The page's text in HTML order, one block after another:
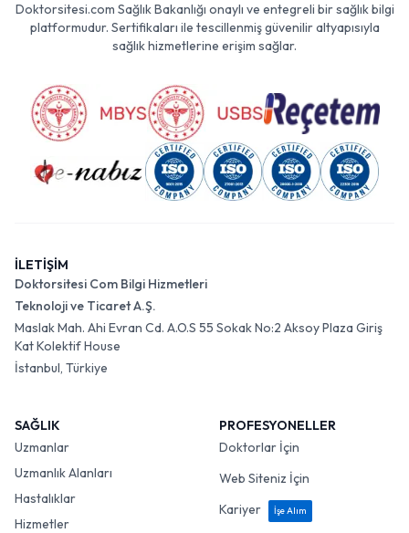
Doktorsitesi.com Sağlık Bakanlığı onaylı ve entegreli bir sağlık bilgi
platformudur. Sertifikaları ile tescillenmiş güvenilir altyapısıyla
sağlık hizmetlerine erişim sağlar.
İLETİŞİM
Doktorsitesi Com Bilgi Hizmetleri
Teknoloji ve Ticaret A.Ş.
Maslak Mah. Ahi Evran Cd. A.O.S 55 Sokak No:2 Aksoy Plaza Giriş
Kat Kolektif House
İstanbul, Türkiye
SAĞLIK
Uzmanlar
Uzmanlık Alanları
Hastalıklar
Hizmetler
PROFESYONELLER
Doktorlar İçin
Web Siteniz İçin
Kariyer
İşe Alım